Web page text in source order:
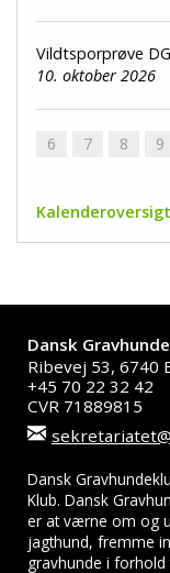
Vildtsporprøve
10. oktober 2026
6 7 8 9
Dansk
Ribevej 53, 6740
+45 70 22 32 42
CVR 71889815
Dansk
Klub. Dansk
er at værne om og
jagthund, fremme
gravhunde i